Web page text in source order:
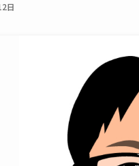
日